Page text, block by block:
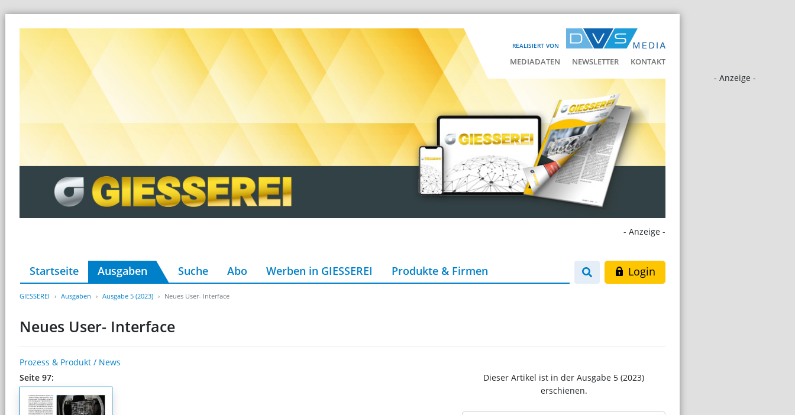
REALISIERT VON
MEDIADATEN NEWSLETTER KONTAKT
- Anzeige -
- Anzeige -
Startseite Ausgaben Suche Abo Werben in GIESSEREI Produkte & Firmen Login
GIESSEREI Ausgaben Ausgabe 5 (2023) Neues User- Interface
Neues User- Interface
Prozess & Produkt / News
Seite 97:
Dieser Artikel ist in der Ausgabe 5 (2023)
erschienen.